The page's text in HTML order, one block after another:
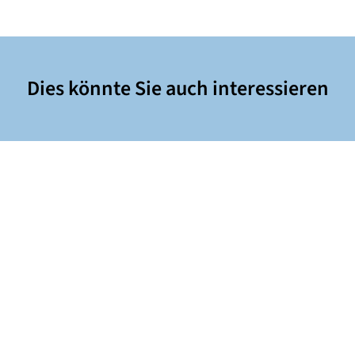
Dies könnte Sie auch interessieren